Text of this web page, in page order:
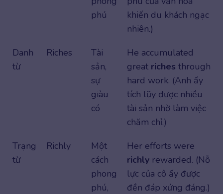
phú
khiến du khách ngạc
nhiên.)
Danh
từ
Riches
Tài
sản,
sự
giàu
có
He accumulated
great riches through
hard work. (Anh ấy
tích lũy được nhiều
tài sản nhờ làm việc
chăm chỉ.)
Trạng
từ
Richly
Một
cách
phong
phú,
Her efforts were
richly rewarded. (Nỗ
lực của cô ấy được
đền đáp xứng đáng.)